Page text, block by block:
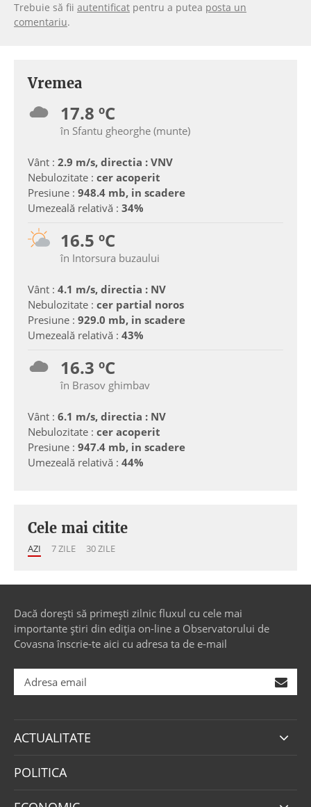
Trebuie să fii autentificat pentru a putea posta un
comentariu.
Vremea
17.8 ºC
în Sfantu gheorghe (munte)
Vânt : 2.9 m/s, directia : VNV
Nebulozitate : cer acoperit
Presiune : 948.4 mb, in scadere
Umezeală relativă : 34%
16.5 ºC
în Intorsura buzaului
Vânt : 4.1 m/s, directia : NV
Nebulozitate : cer partial noros
Presiune : 929.0 mb, in scadere
Umezeală relativă : 43%
16.3 ºC
în Brasov ghimbav
Vânt : 6.1 m/s, directia : NV
Nebulozitate : cer acoperit
Presiune : 947.4 mb, in scadere
Umezeală relativă : 44%
Cele mai citite
AZI 7 ZILE 30 ZILE
Dacă dorești să primești zilnic fluxul cu cele mai
importante știri din ediția on-line a Observatorului de
Covasna înscrie-te aici cu adresa ta de e-mail
ACTUALITATE
POLITICA